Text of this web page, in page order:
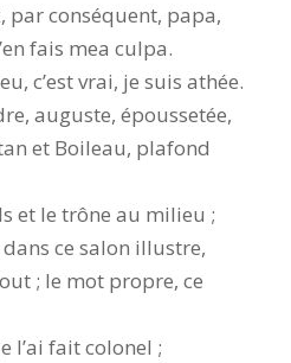
par conséquent, papa,
fais mea culpa.
c’est vrai, je suis athée.
auguste, époussetée,
et Boileau, plafond
et le trône au milieu ;
dans ce salon illustre,
; le mot propre, ce
l’ai fait colonel ;